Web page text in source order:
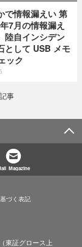
で情報漏えい 第
7月の情報漏え
陸自インシデン
として USB メモ
ック
記事
Magazine
づく表記
東証グロース上